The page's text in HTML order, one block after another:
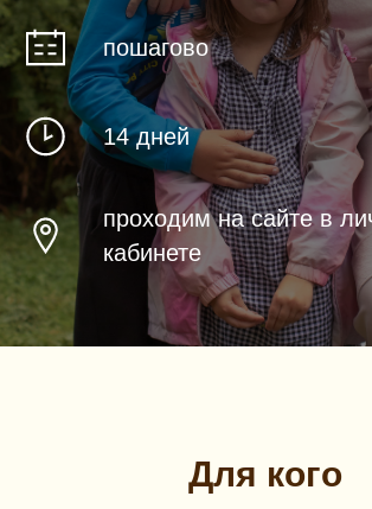
пошагово
14 дней
проходим на сайте в
кабинете
Для кого